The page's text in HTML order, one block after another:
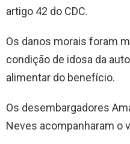
artigo 42 do CDC.
Os danos morais foram
condição de idosa da
alimentar do benefício.
Os desembargadores
Neves acompanharam o